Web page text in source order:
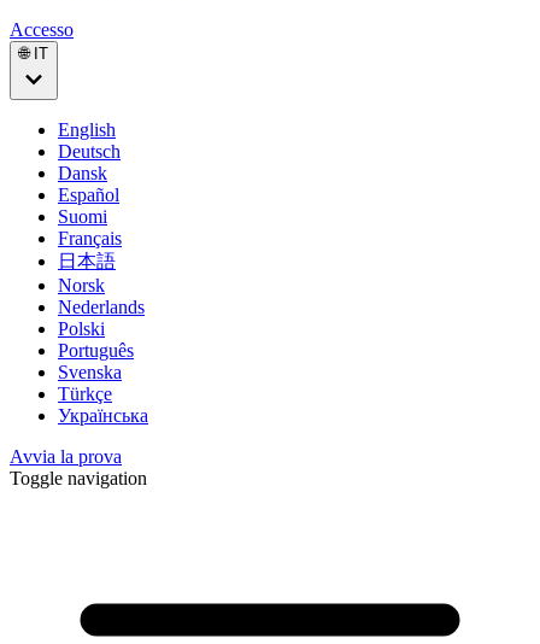
Accesso
🌐 IT
English
Deutsch
Dansk
Español
Suomi
Français
日本語
Norsk
Nederlands
Polski
Português
Svenska
Türkçe
Українська
Avvia la prova
Toggle navigation